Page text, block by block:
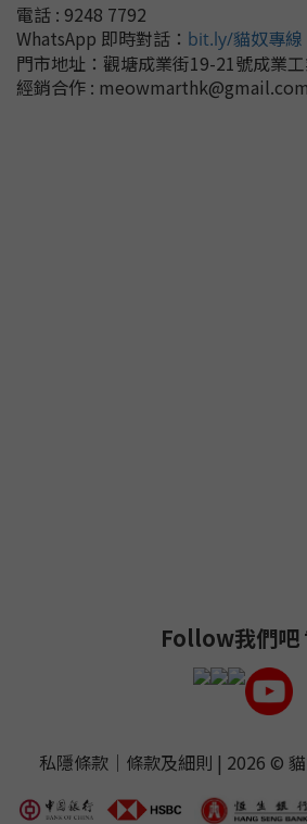
電話 : 9248 7792
WhatsApp 即時對話 ： bit.ly/貓奴專線
門市地址： 觀塘成業街19-21號成業
經銷合作 : meowmarthk@gmail.com
Follow我們吧
私隱條款｜ 條款及細則 | 2026 ©